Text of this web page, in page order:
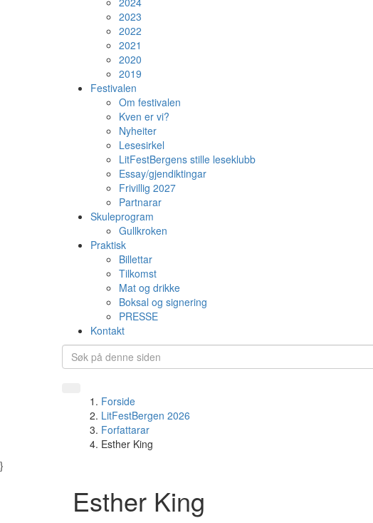
2023
2022
2021
2020
2019
Festivalen
Om festivalen
Kven er vi?
Nyheiter
Lesesirkel
LitFestBergens stille leseklubb
Essay/gjendiktingar
Frivillig 2027
Partnarar
Skuleprogram
Gullkroken
Praktisk
Billettar
Tilkomst
Mat og drikke
Boksal og signering
PRESSE
Kontakt
Forside
LitFestBergen 2026
Forfattarar
Esther King
}
Esther King